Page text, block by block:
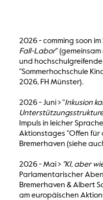
2026 - comming soon im
Fall-Labor" (gemeinsam
und
"Sommerhochschule
2026, FH Münster).
2026 - Juni > "Inkusion
Impuls in leicher
Aktionstages "Offen für
Bremerhaven (siehe
2026 - Mai > "KI, aber
Parlamentarischer
Bremerhaven & Albert
am europäischen